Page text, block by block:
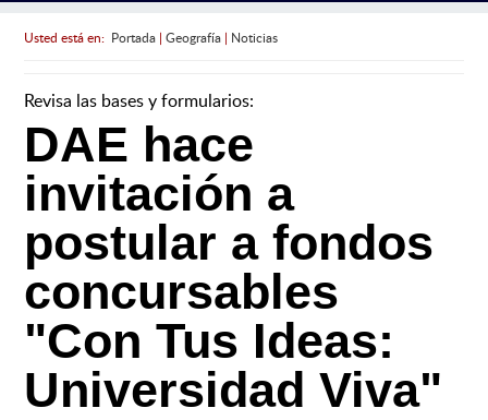
Usted está en: Portada| Geografía| Noticias
Revisa las bases y formularios:
DAE hace
invitación a
postular a fondos
concursables
"Con Tus Ideas:
Universidad Viva"